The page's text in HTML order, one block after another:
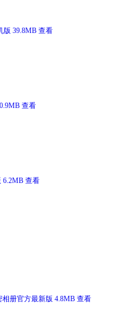
版 39.8MB 查看
查看
6.2MB 查看
相册官方最新版 4.8MB 查看